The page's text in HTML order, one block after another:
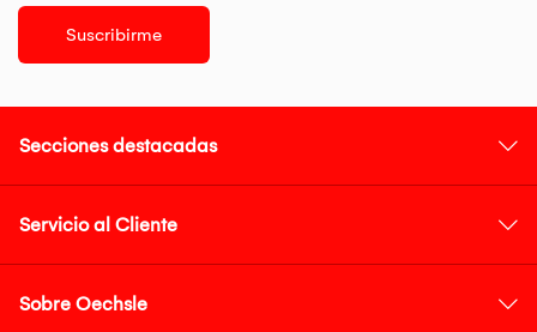
Suscribirme
Secciones destacadas
Servicio al Cliente
Sobre Oechsle